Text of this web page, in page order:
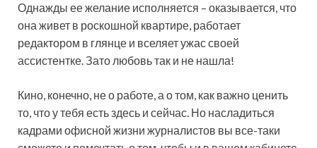
Однажды ее желание исполняется – оказывается, что
она живет в роскошной квартире, работает
редактором в глянце и вселяет ужас своей
ассистентке. Зато любовь так и не нашла!
Кино, конечно, не о работе, а о том, как важно ценить
то, что у тебя есть здесь и сейчас. Но насладиться
кадрами офисной жизни журналистов вы все-таки